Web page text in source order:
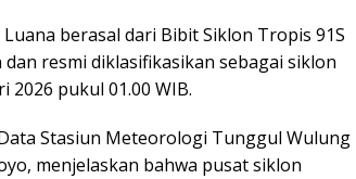
berasal dari Bibit Siklon Tropis 91S
resmi diklasifikasikan sebagai siklon
2026 pukul 01.00 WIB.
Stasiun Meteorologi Tunggul Wulung
menjelaskan bahwa pusat siklon